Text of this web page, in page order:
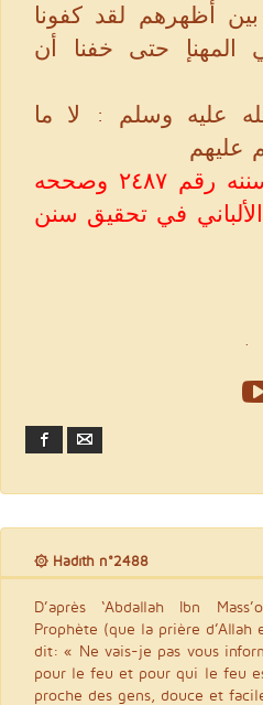
أظهرهم لقد كفونا
المهنإ حتى خفنا أن
عليه وسلم : لا ما
عليهم
(رواه الترمذي في سننه رقم ٢٤٨٧ وصححه
في تحقيق سنن
Facebook
۞ Hadith n°2488
D’après ‘Abdallah Ibn
Prophète (que la prière
dit: « Ne vais-je pas vous
pour le feu et pour qui le feu
proche des gens, douce et